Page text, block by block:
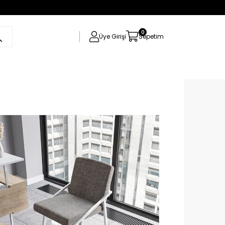
Üye Girişi Sepetim
0